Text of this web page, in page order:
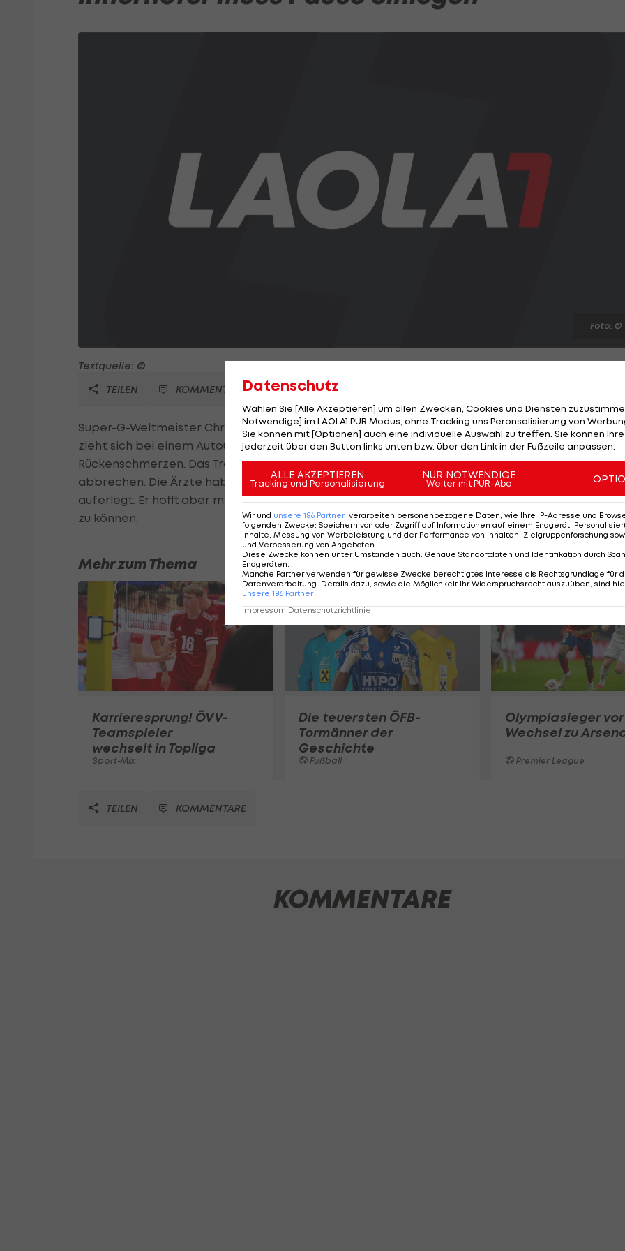
Foto: ©
Textquelle: ©
TEILEN
KOMMENTARE
Super-G-Weltmeister Christof Innerhofer muss für unbestimmte Zeit pausieren. Der Italiener
zieht sich bei einem Autounfall in der Nähe von Verona ein Schleudertrauma zu und leidet unter
Rückenschmerzen. Das Training in Deux Alpes muss der dreifache WM-Medaillengewinner von
abbrechen. Die Ärzte haben Innerhofer vorerst eine Trainingspause von mindestens zehn
auferlegt. Er hofft aber mit Italiens Team Ende August ins Trainingscamp nach Argentinien
zu können.
Mehr zum Thema
Karrieresprung! ÖVV-
Teamspieler
wechselt in Topliga
Sport-Mix
Die teuersten ÖFB-
Tormänner der
Geschichte
Fußball
Olympiasieger vor
Wechsel zu
Premier League
TEILEN KOMMENTARE
KOMMENTARE
Datenschutz
Wählen Sie [Alle Akzeptieren] um allen Zwecken, Cookies und Diensten
Notwendige] im LAOLA1 PUR Modus, ohne Tracking uns Peronsalisierung von
Sie können mit [Optionen] auch eine individuelle Auswahl zu treffen. Sie können
jederzeit über den Button links unten bzw. über den Link in der Fußzeile anpassen.
ALLE AKZEPTIEREN
Tracking und Personalisierung
NUR NOTWENDIGE
Weiter mit PUR-Abo
Wir und unsere 186 Partner verarbeiten personenbezogene Daten, wie Ihre IP-Adresse und
folgenden Zwecke: Speichern von oder Zugriff auf Informationen auf einem Endgerät;
Inhalte, Messung von Werbeleistung und der Performance von Inhalten, Zielgruppenforschung
und Verbesserung von Angeboten
Diese Zwecke können unter Umständen auch: Genaue Standortdaten und Identifikation durch
Endgeräten
Manche Partner verwenden für gewisse Zwecke berechtigtes Interesse als Rechtsgrundlage für
Datenverarbeitung. Details dazu, sowie die Möglichkeit Ihr Widerspruchsrecht auszuüben, sind
unsere 186 Partner
Impressum|Datenschutzrichtlinie